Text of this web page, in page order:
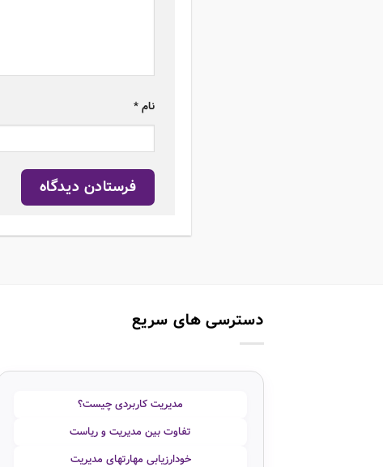
نام *
دسترسی های سریع
مدیریت کاربردی چیست؟
تفاوت بین مدیریت و ریاست
خودارزیابی مهارتهای مدیریت